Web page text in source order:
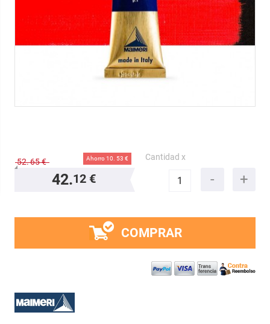
52.65 € Ahorro 10. 53 €
42.12 €
Cantidad x
COMPRAR